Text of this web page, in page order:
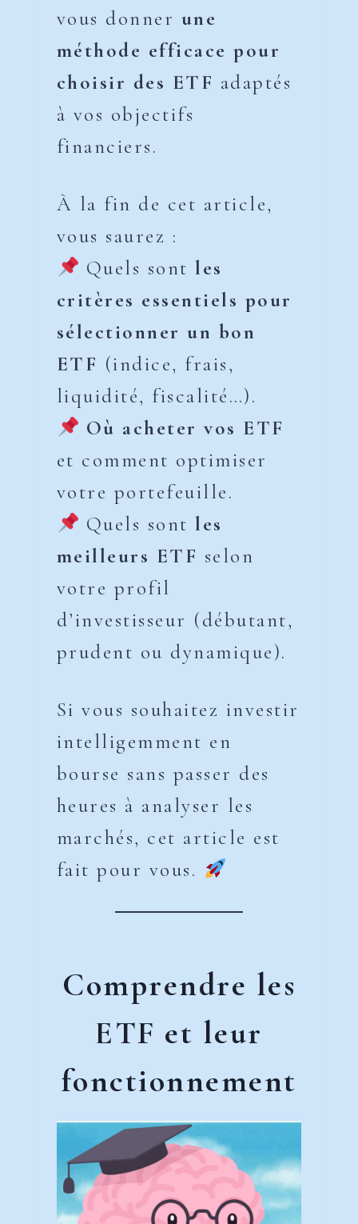
vous donner une
méthode efficace pour
choisir des ETF adaptés
à vos objectifs
financiers.
À la fin de cet article,
vous saurez :
Quels sontles
critères essentiels pour
sélectionner un bon
ETF (indice, frais,
liquidité, fiscalité…).
Où acheter vos ETF
et comment optimiser
votre portefeuille.
Quels sontles
meilleurs ETF selon
votre profil
d’investisseur (débutant,
prudent ou dynamique).
Si vous souhaitez investir
intelligemment en
bourse sans passer des
heures à analyser les
marchés, cet article est
fait pour vous.
Comprendre les
ETF et leur
fonctionnement